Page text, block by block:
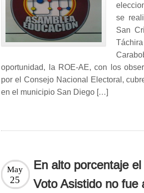
se
San
oportunidad, la ROE-AE, con los
por el Consejo Nacional Electoral,
en el municipio San Diego […]
En alto porcentaje
Voto Asistido no fue
May
25